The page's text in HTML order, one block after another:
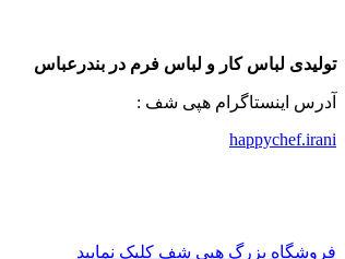
تولیدی لباس کار و لباس فرم در بندرعباس
آدرس اینستاگرام هپی شف :
happychef.irani
فروشگاه بزرگ هپی شف کلیک نمایید